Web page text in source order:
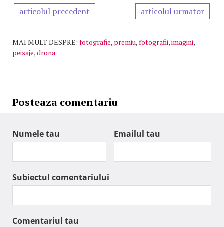
articolul precedent articolul urmator
MAI MULT DESPRE: fotografie, premiu,fotografii,imagini,
peisaje,drona
Posteaza comentariu
Numele tau Emailul tau
Subiectul comentariului
Comentariul tau